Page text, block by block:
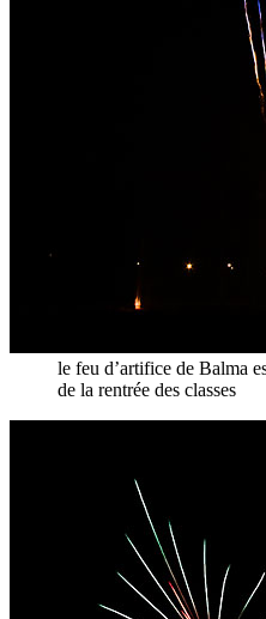
le feu d’artifice de Balma
de la rentrée des classes